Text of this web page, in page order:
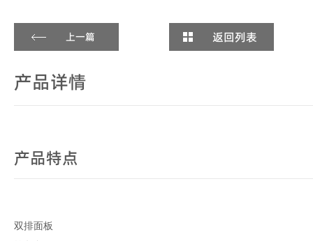
上一篇 返回列表
产品详情
产品特点
双排面板